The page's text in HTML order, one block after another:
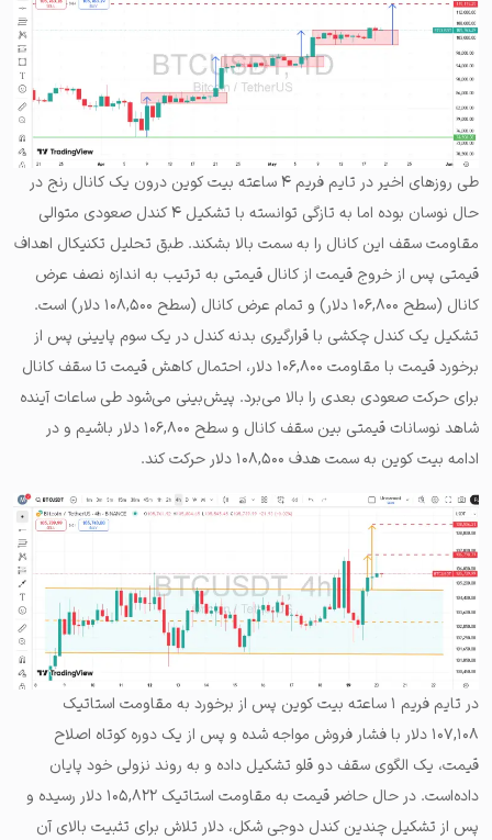
طی روزهای اخیر در تایم فریم ۴ ساعته بیت کوین درون یک کانال رنج در
حال نوسان بوده اما به تازگی توانسته با تشکیل ۴ کندل صعودی متوالی
مقاومت سقف این کانال را به سمت بالا بشکند. طبق تحلیل تکنیکال اهداف
قیمتی پس از خروج قیمت از کانال قیمتی به ترتیب به اندازه نصف عرض
کانال (سطح ۱۰۶,۸۰۰ دلار) و تمام عرض کانال (سطح ۱۰۸,۵۰۰ دلار) است.
تشکیل یک کندل چکشی با قرارگیری بدنه کندل در یک سوم پایینی پس از
برخورد قیمت با مقاومت ۱۰۶,۸۰۰ دلار، احتمال کاهش قیمت تا سقف کانال
برای حرکت صعودی بعدی را بالا می‌برد. پیش‌بینی می‌شود طی ساعات آینده
شاهد نوسانات قیمتی بین سقف کانال و سطح ۱۰۶,۸۰۰ دلار باشیم و در
ادامه بیت کوین به سمت هدف ۱۰۸,۵۰۰ دلار حرکت کند.
در تایم فریم ۱ ساعته بیت کوین پس از برخورد به مقاومت استاتیک
۱۰۷,۱۰۸ دلار با فشار فروش مواجه شده و پس از یک دوره کوتاه اصلاح
قیمت، یک الگوی سقف دو قلو تشکیل داده و به روند نزولی خود پایان
داده‌است. در حال حاضر قیمت به مقاومت استاتیک ۱۰۵,۸۲۲ دلار رسیده و
پس از تشکیل چندین کندل دوجی شکل، دلار تلاش برای تثبیت بالای آن